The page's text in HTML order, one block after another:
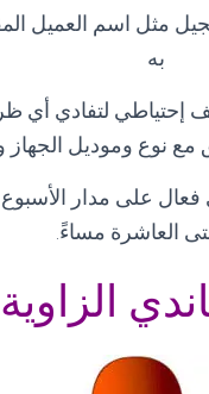
مثل اسم العميل
به
لتفادي أي
نوع وموديل الجهاز
فعال على مدار
العاشرة مساءً